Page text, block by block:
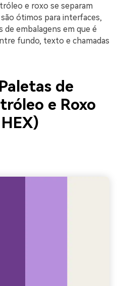
e roxo se separam
são ótimos para interfaces,
de embalagens em que é
fundo, texto e chamadas
de
e Roxo